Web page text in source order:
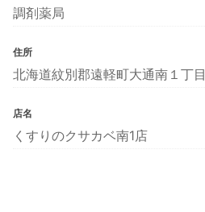
調剤薬局
住所
北海道紋別郡遠軽町大通南１丁目
店名
くすりのクサカベ南1店